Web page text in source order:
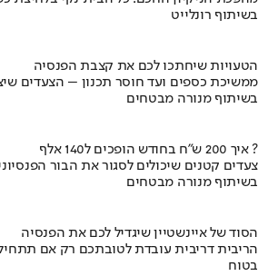
בשיתוף רונלייט
הטעויות שיחתכו לכם את קצבת הפנסיה
ממשיכת כספים ועד חוסר תכנון – הצעדים
בשיתוף מנורה מבטחים
איך 200 ש"ח בחודש הופכים ל140 אלף ?
צעדים קטנים שיכולים לסגור את הבור
בשיתוף מנורה מבטחים
הסוד של איינשטיין שיגדיל לכם את הפנסיה
הריבית דריבית עובדת לטובתכם רק אם
בטוח